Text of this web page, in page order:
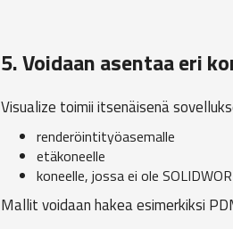
5. Voidaan asentaa eri
Visualize toimii itsenäisenä
renderöintityöasemalle
etäkoneelle
koneelle, jossa ei ole
Mallit voidaan hakea esimerkiksi